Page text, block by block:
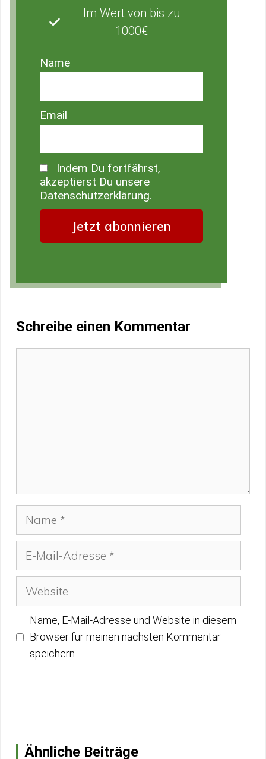
Im Wert von bis zu
1000€
Name
Email
Indem Du fortfährst,
akzeptierst Du unsere
Datenschutzerklärung.
Schreibe einen Kommentar
Name
Website
Name, E-Mail-Adresse und Website in diesem
Browser für meinen nächsten Kommentar
speichern.
Ähnliche Beiträge